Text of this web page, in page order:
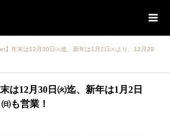
】年末は12月30日㈫迄、新年は1月2日㈭より、12月29
は12月30日㈫迄、新年は1月2日
も営業！